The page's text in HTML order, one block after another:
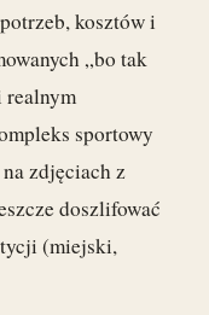
kosztów i
„bo tak
realnym
sportowy
zdjęciach z
doszlifować
(miejski,